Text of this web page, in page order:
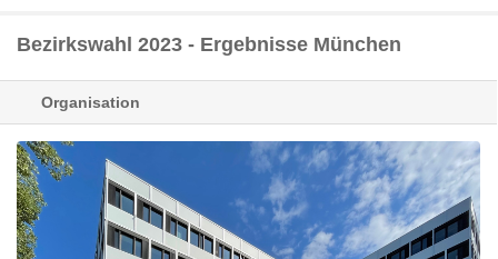
Bezirkswahl 2023 - Ergebnisse München
Organisation